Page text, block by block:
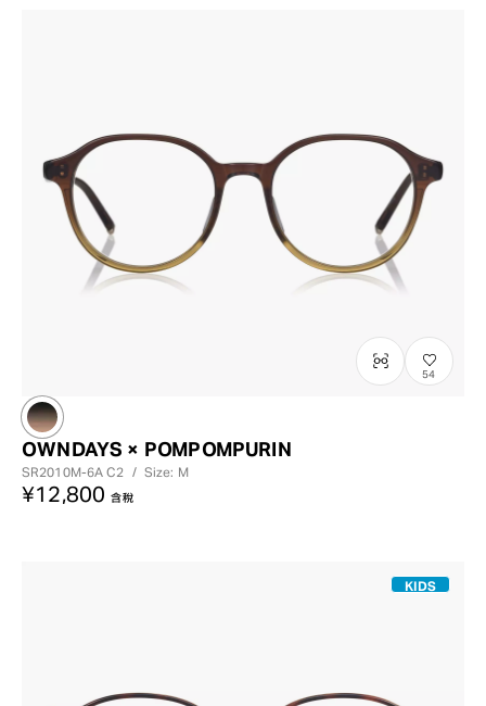
54
OWNDAYS × POMPOMPURIN
SR2010M-6AC2 / Size: M
¥12,800 含稅
KIDS